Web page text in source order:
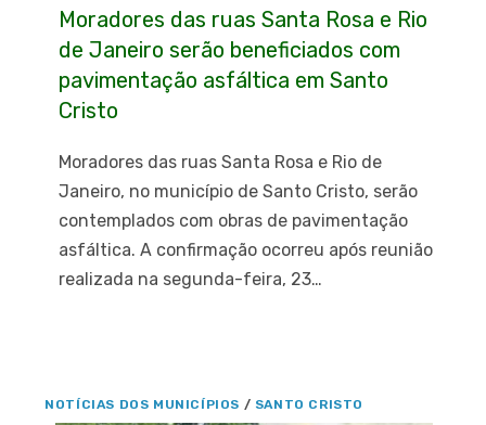
Moradores das ruas Santa Rosa e Rio
de Janeiro serão beneficiados com
pavimentação asfáltica em Santo
Cristo
Moradores das ruas Santa Rosa e Rio de
Janeiro, no município de Santo Cristo, serão
contemplados com obras de pavimentação
asfáltica. A confirmação ocorreu após reunião
realizada na segunda-feira, 23…
NOTÍCIAS DOS MUNICÍPIOS / SANTO CRISTO